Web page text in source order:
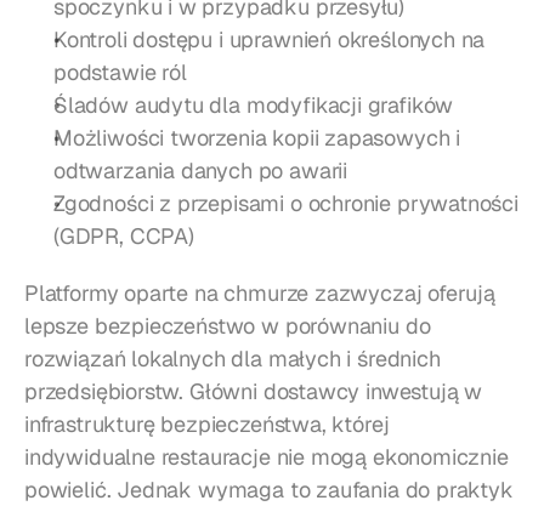
spoczynku i w przypadku przesyłu)
Kontroli dostępu i uprawnień określonych na
podstawie ról
Śladów audytu dla modyfikacji grafików
Możliwości tworzenia kopii zapasowych i
odtwarzania danych po awarii
Zgodności z przepisami o ochronie prywatności
(GDPR, CCPA)
Platformy oparte na chmurze zazwyczaj oferują
lepsze bezpieczeństwo w porównaniu do
rozwiązań lokalnych dla małych i średnich
przedsiębiorstw. Główni dostawcy inwestują w
infrastrukturę bezpieczeństwa, której
indywidualne restauracje nie mogą ekonomicznie
powielić. Jednak wymaga to zaufania do praktyk